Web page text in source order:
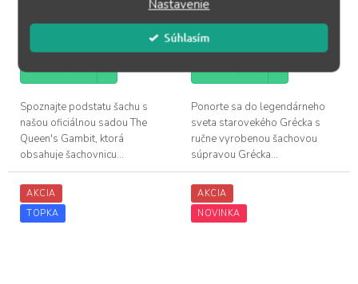
Nastavenie
Súhlasím
DO KOŠÍKA
Spoznajte podstatu šachu s
našou oficiálnou sadou The
Queen's Gambit, ktorá
obsahuje šachovnicu...
Skladom
959,95 €
DO KOŠÍKA
Ponorte sa do legendárneho
sveta starovekého Grécka s
ručne vyrobenou šachovou
súpravou Grécka...
AKCIA
TOPKA
AKCIA
NOVINKA